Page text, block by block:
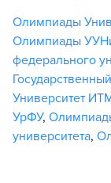
Олимпиады
Олимпиады
федерального
Университет
УрФУ,
университета,